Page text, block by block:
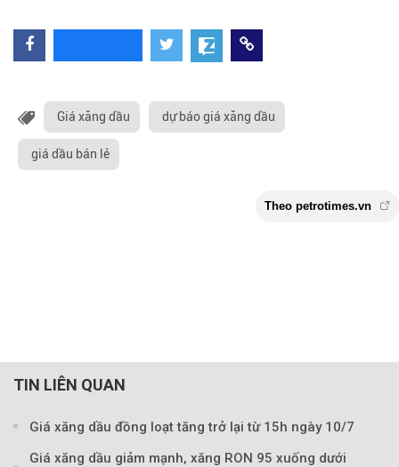
Giá xăng dầu dự báo giá xăng dầu
giá dầu bán lẻ
TIN LIÊN QUAN
Giá xăng dầu đồng loạt tăng trở lại từ 15h ngày 10/7
Giá xăng dầu giảm mạnh, xăng RON 95 xuống dưới